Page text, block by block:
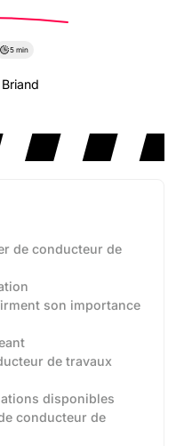
5 min
de conducteur de
son importance
de travaux
disponibles
conducteur de